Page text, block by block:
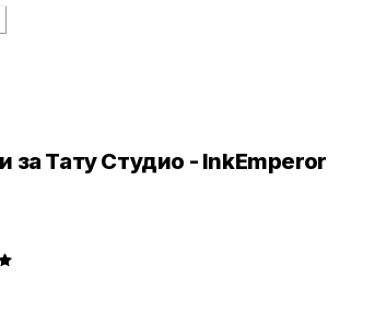
за Тату Студио - InkEmperor